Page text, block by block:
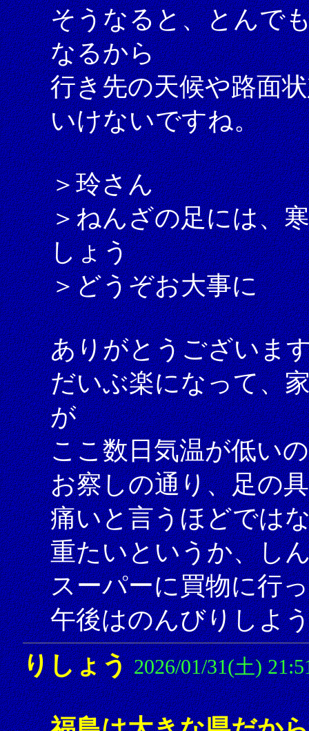
そうなると、とんで
なるから
行き先の天候や路面
いけないですね。
＞玲さん
＞ねんざの足には、
しょう
＞どうぞお大事に
ありがとうございま
だいぶ楽になって、
が
ここ数日気温が低い
お察しの通り、足の
痛いと言うほどでは
重たいというか、し
スーパーに買物に行
午後はのんびりしよ
りしょう 2026/01/31(土)